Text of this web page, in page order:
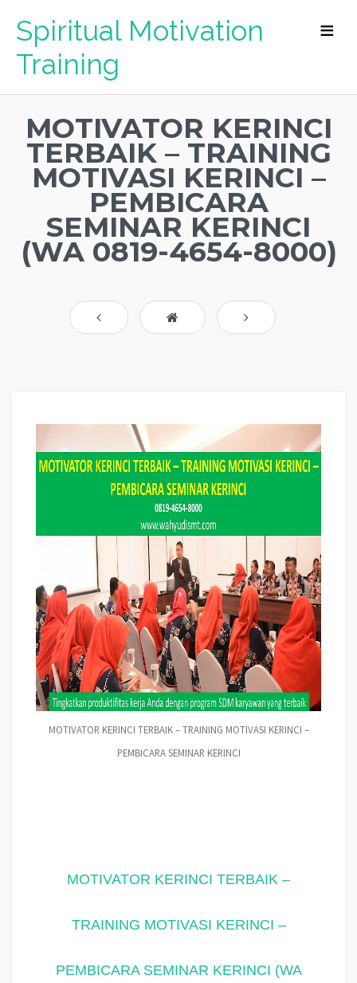
Spiritual Motivation
Training
MOTIVATOR KERINCI
TERBAIK – TRAINING
MOTIVASI KERINCI –
PEMBICARA
SEMINAR KERINCI
(WA 0819-4654-8000)
MOTIVATOR KERINCI TERBAIK – TRAINING MOTIVASI KERINCI –
PEMBICARA SEMINAR KERINCI
MOTIVATOR KERINCI TERBAIK –
TRAINING MOTIVASI KERINCI –
PEMBICARA SEMINAR KERINCI (WA